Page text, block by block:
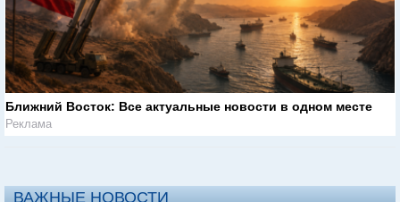
Ближний Восток: Все актуальные новости в одном месте
Реклама
ВАЖНЫЕ НОВОСТИ